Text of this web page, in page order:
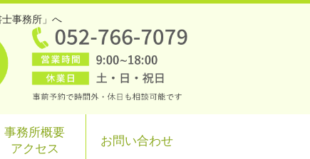
事務所」へ
事務所概要
アクセス
お問い合わせ